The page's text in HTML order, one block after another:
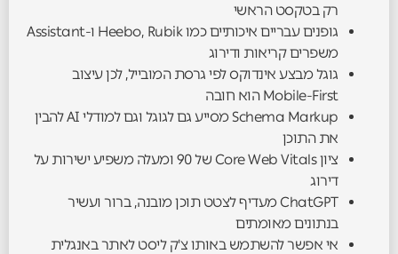
רק בטקסט הראשי
גופנים עבריים איכותיים כמו Heebo, Rubik ו-Assistant
משפרים קריאות ודירוג
גוגל מבצע אינדוקס לפי גרסת המובייל, לכן עיצוב
Mobile-First הוא חובה
Schema Markup מסייע גם לגוגל וגם למודלי AI להבין
את התוכן
ציון Core Web Vitals של 90 ומעלה משפיע ישירות על
דירוג
ChatGPT מעדיף לצטט תוכן מובנה, ברור ועשיר
בנתונים מאומתים
אי אפשר להשתמש באותו צ'ק ליסט לאתר באנגלית